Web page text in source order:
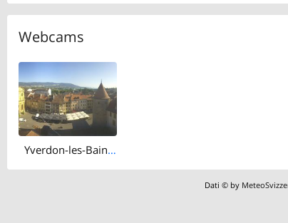
Webcams
Yverdon-les-Bains: Place Pestalozzi - Yverdon-les-Bains Castle
Dati © by